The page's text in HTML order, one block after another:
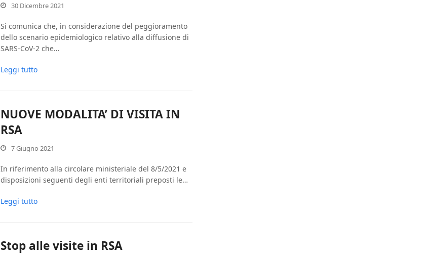
30 Dicembre 2021
Si comunica che, in considerazione del peggioramento
dello scenario epidemiologico relativo alla diffusione di
SARS-CoV-2 che…
Leggi tutto
NUOVE MODALITA’ DI VISITA IN
RSA
7 Giugno 2021
In riferimento alla circolare ministeriale del 8/5/2021 e
disposizioni seguenti degli enti territoriali preposti le…
Leggi tutto
Stop alle visite in RSA